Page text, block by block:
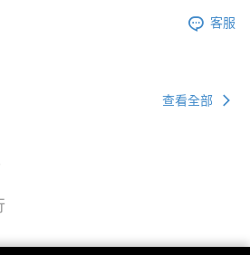
客服
查看全部